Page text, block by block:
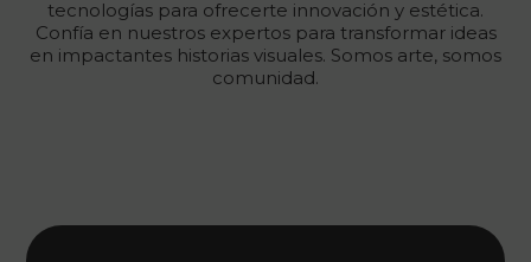
tecnologías para ofrecerte innovación y estética.
Confía en nuestros expertos para transformar ideas
en impactantes historias visuales. Somos arte, somos
comunidad.